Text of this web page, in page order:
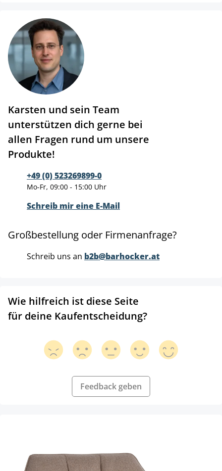
Karsten und sein Team
unterstützen dich gerne bei
allen Fragen rund um unsere
Produkte!
+49 (0) 523269899-0
Mo-Fr, 09:00 - 15:00 Uhr
Schreib mir eine E-Mail
Großbestellung oder Firmenanfrage?
Schreib uns an b2b@barhocker.at
Wie hilfreich ist diese Seite
für deine Kaufentscheidung?
Feedback geben